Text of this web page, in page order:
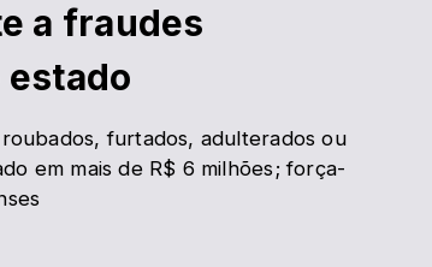
a fraudes
furtados, adulterados ou
em mais de R$ 6 milhões; força-